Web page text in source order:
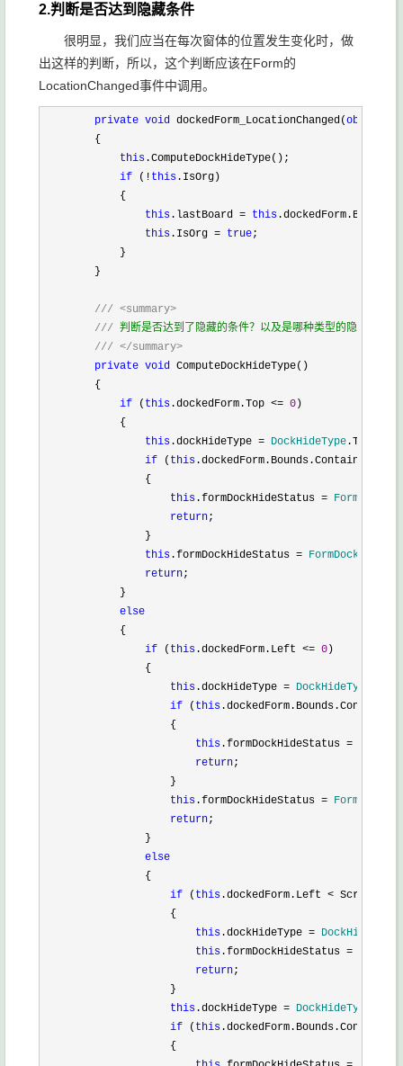
2.判断是否达到隐藏条件
很明显，我们应当在每次窗体的位置发生变化时，做
出这样的判断，所以，这个判断应该在Form的
LocationChanged事件中调用。
        private
void dockedForm_LocationChanged(object
        {
this .ComputeDockHideType();
if (! this .IsOrg)
            {
this .lastBoard = this .dockedForm.Bounds;
this .IsOrg = true;
            }
        }
/// <summary>
/// 判断是否达到了隐藏的条件？以及是哪种类型的隐藏。
/// </summary>
private void ComputeDockHideType()
        {
if ( this .dockedForm.Top <= 0 )
            {
this .dockHideType = DockHideType .Top;
if ( this .dockedForm.Bounds.Contains(
                {
this .formDockHideStatus =
return;
                }
this .formDockHideStatus =
return;
            }
else
            {
if ( this .dockedForm.Left <= 0 )
                {
this .dockHideType = DockHideType
if ( this .dockedForm.Bounds.Contains(
                    {
this .formDockHideStatus =
return;
                    }
this .formDockHideStatus =
return;
                }
else
                {
if ( this .dockedForm.Left <
                    {
this .dockHideType = DockHideType
this .formDockHideStatus =
return;
                    }
this .dockHideType = DockHideType
if ( this
                    {